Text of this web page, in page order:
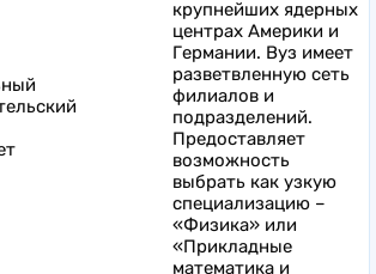
крупнейших ядерных
центрах Америки и
Германии. Вуз имеет
разветвленную сеть
филиалов и
подразделений.
Предоставляет
возможность
выбрать как узкую
специализацию –
«Физика» или
«Прикладные
математика и